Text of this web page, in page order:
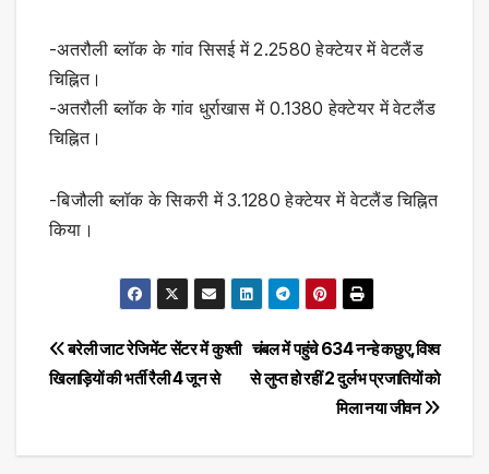
-अतरौली ब्लॉक के गांव सिसई में 2.2580 हेक्टेयर में वेटलैंड
चिह्नित।
-अतरौली ब्लॉक के गांव धुर्राखास में 0.1380 हेक्टेयर में वेटलैंड
चिह्नित।
-बिजौली ब्लॉक के सिकरी में 3.1280 हेक्टेयर में वेटलैंड चिह्नित
किया।
Post
navigation
चंबल में पहुंचे 634 नन्हे कछुए,विश्व
से लुप्त हो रहीं 2 दुर्लभ प्रजातियों को
मिला नया जीवन
बरेली जाट रेजिमेंट सेंटर में कुश्ती
खिलाड़ियों की भर्ती रैली 4 जून से